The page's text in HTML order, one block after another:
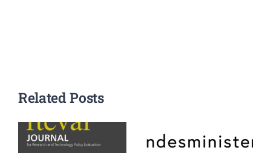
Related Posts